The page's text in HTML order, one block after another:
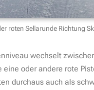
roten Sellarunde Richtung
wechselt
eine oder andere rote
durchaus auch als